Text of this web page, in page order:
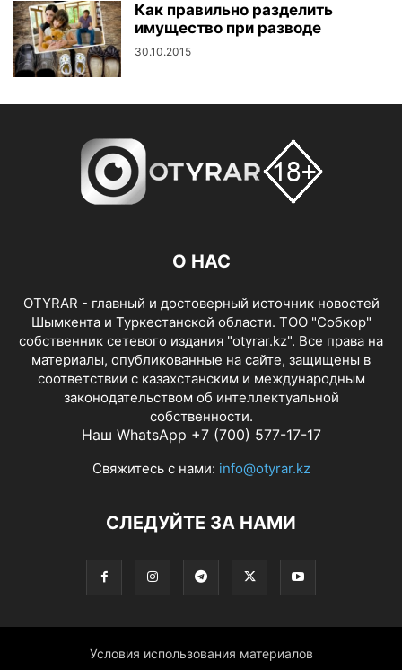
Как правильно разделить
имущество при разводе
30.10.2015
О НАС
OTYRAR - главный и достоверный источник новостей
Шымкента и Туркестанской области. ТОО "Собкор"
собственник сетевого издания "otyrar.kz". Все права на
материалы, опубликованные на сайте, защищены в
соответствии с казахстанским и международным
законодательством об интеллектуальной
собственности.
Наш WhatsApp +7 (700) 577-17-17
Свяжитесь с нами: info@otyrar.kz
СЛЕДУЙТЕ ЗА НАМИ
Условия использования материалов